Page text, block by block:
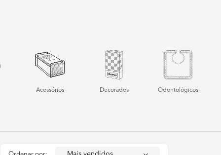
Acessórios Decorados Odontológicos